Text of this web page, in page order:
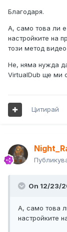
Благодаря.
А, само това ли
настройките на
този метод видео
Не, няма нужда
VirtualDub ще ми
Цитирай
On 12/23/
А, само това
настройките